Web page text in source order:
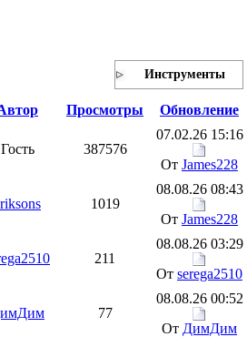
Инструменты
Просмотры
Обновление
Гость 387576
07.02.26 15:16
От James228
1019
08.08.26 08:43
От James228
211
08.08.26 03:29
От serega2510
77
08.08.26 00:52
От ДимДим